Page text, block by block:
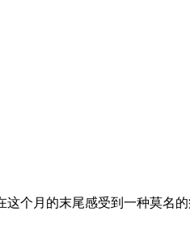
个月的末尾感受到一种莫名